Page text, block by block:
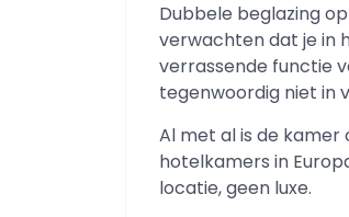
Dubbele beglazing
verwachten dat je in
verrassende functie
tegenwoordig niet in
Al met al is de
hotelkamers in
locatie, geen luxe.